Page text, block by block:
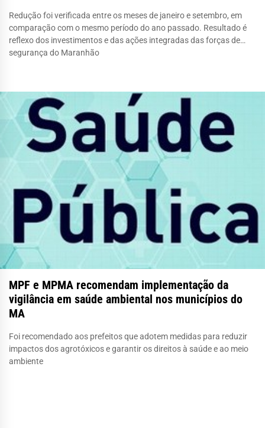
Redução foi verificada entre os meses de janeiro e setembro, em
comparação com o mesmo período do ano passado. Resultado é
reflexo dos investimentos e das ações integradas das forças de
segurança do Maranhão
MPF e MPMA recomendam implementação da
vigilância em saúde ambiental nos municípios do
MA
Foi recomendado aos prefeitos que adotem medidas para reduzir
impactos dos agrotóxicos e garantir os direitos à saúde e ao meio
ambiente